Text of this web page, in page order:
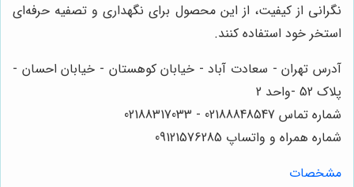
نگرانی از کیفیت، از این محصول برای نگهداری و تصفیه حرفه‌ای
استخر خود استفاده کنند.
آدرس تهران - سعادت آباد - خیابان کوهستان - خیابان احسان -
پلاک 52 -واحد 2
شماره تماس 02188848547 - 02188317033
شماره همراه و واتساپ 09121576285
مشخصات